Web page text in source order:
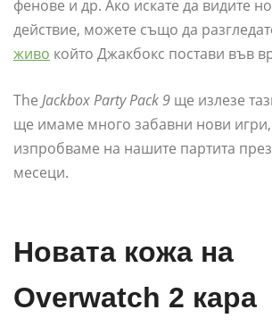
фенове и др. Ако искате да видите
действие, можете също да
живо който Джакбокс постави във
The Jackbox Party Pack 9 ще излезе
ще имаме много забавни нови игри,
изпробваме на нашите партита
месеци.
Новата кожа на
Overwatch 2 кара